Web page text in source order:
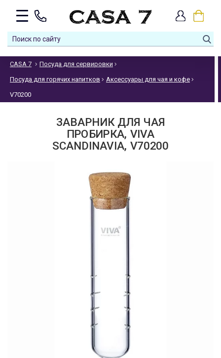
CASA 7 Посуда для сервировки
Посуда для горячих напитков Аксессуары для чая и кофе
V70200
ЗАВАРНИК ДЛЯ ЧАЯ
ПРОБИРКА, VIVA
SCANDINAVIA, V70200